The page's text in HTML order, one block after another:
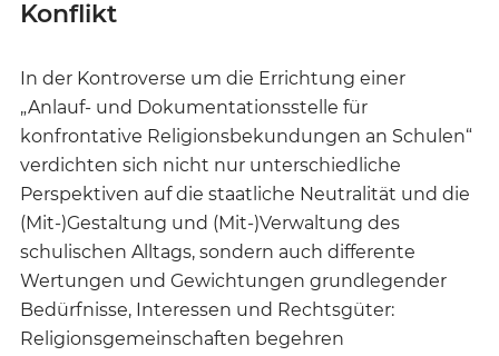
Konflikt
In der Kontroverse um die Errichtung einer
„Anlauf- und Dokumentationsstelle für
konfrontative Religionsbekundungen an Schulen“
verdichten sich nicht nur unterschiedliche
Perspektiven auf die staatliche Neutralität und die
(Mit-)Gestaltung und (Mit-)Verwaltung des
schulischen Alltags, sondern auch differente
Wertungen und Gewichtungen grundlegender
Bedürfnisse, Interessen und Rechtsgüter:
Religionsgemeinschaften begehren